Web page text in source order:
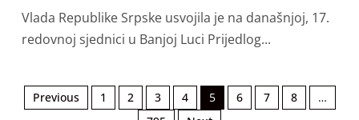
Vlada Republike Srpske usvojila je na današnjoj, 17.
redovnoj sjednici u Banjoj Luci Prijedlog...
Previous 1 2 3 4 5 6 7 8
…